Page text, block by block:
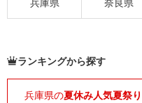
ランキングから探す
兵庫県の夏休み人気夏祭り